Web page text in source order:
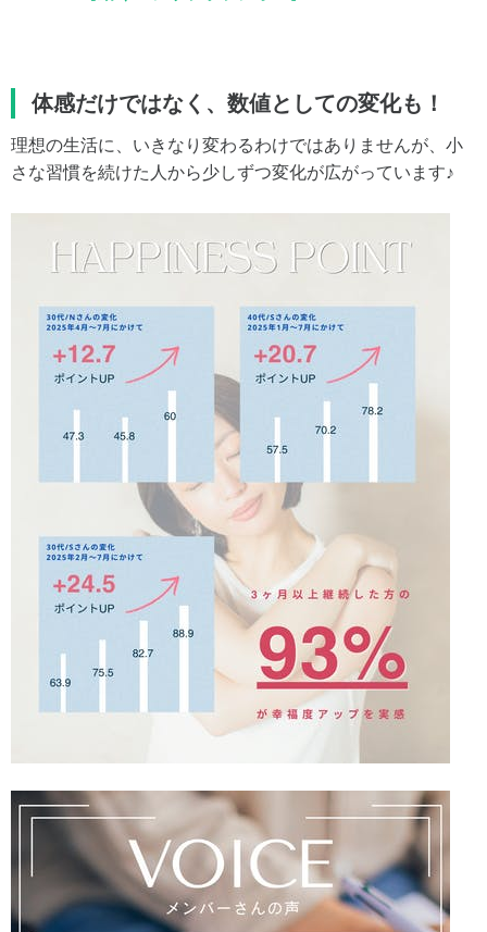
体感だけではなく、数値としての変化も！
理想の生活に、いきなり変わるわけではありませんが、小
さな習慣を続けた人から少しずつ変化が広がっています♪